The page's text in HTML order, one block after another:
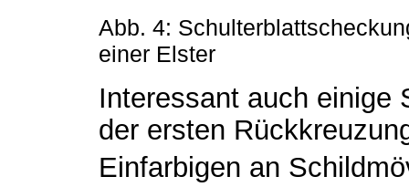
Abb. 4:
einer Elster
Interessant auch einige
der ersten
Einfarbigen an